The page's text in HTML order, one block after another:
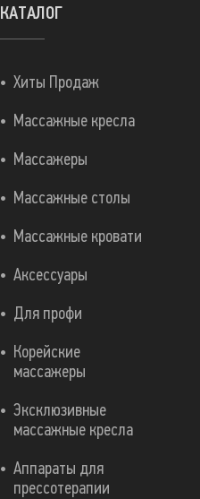
КАТАЛОГ
Хиты Продаж
Массажные кресла
Массажеры
Массажные столы
Массажные кровати
Аксессуары
Для профи
Корейские
массажеры
Эксклюзивные
массажные кресла
Аппараты для
прессотерапии